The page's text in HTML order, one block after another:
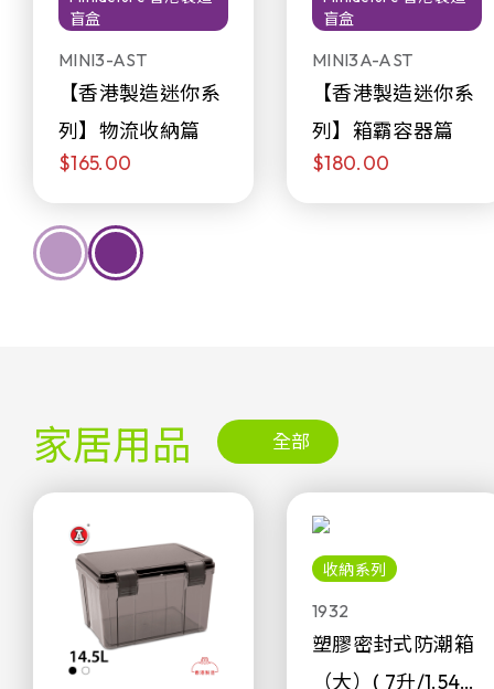
盲盒
MINI3-AST
【香港製造迷你系
列】物流收納篇
$165.00
盲盒
MINI3A-AST
【香港製造迷你系
列】箱霸容器篇
$180.00
家居用品 全部
收納系列
1932
塑膠密封式防潮箱
（大）( 7升/1.54加